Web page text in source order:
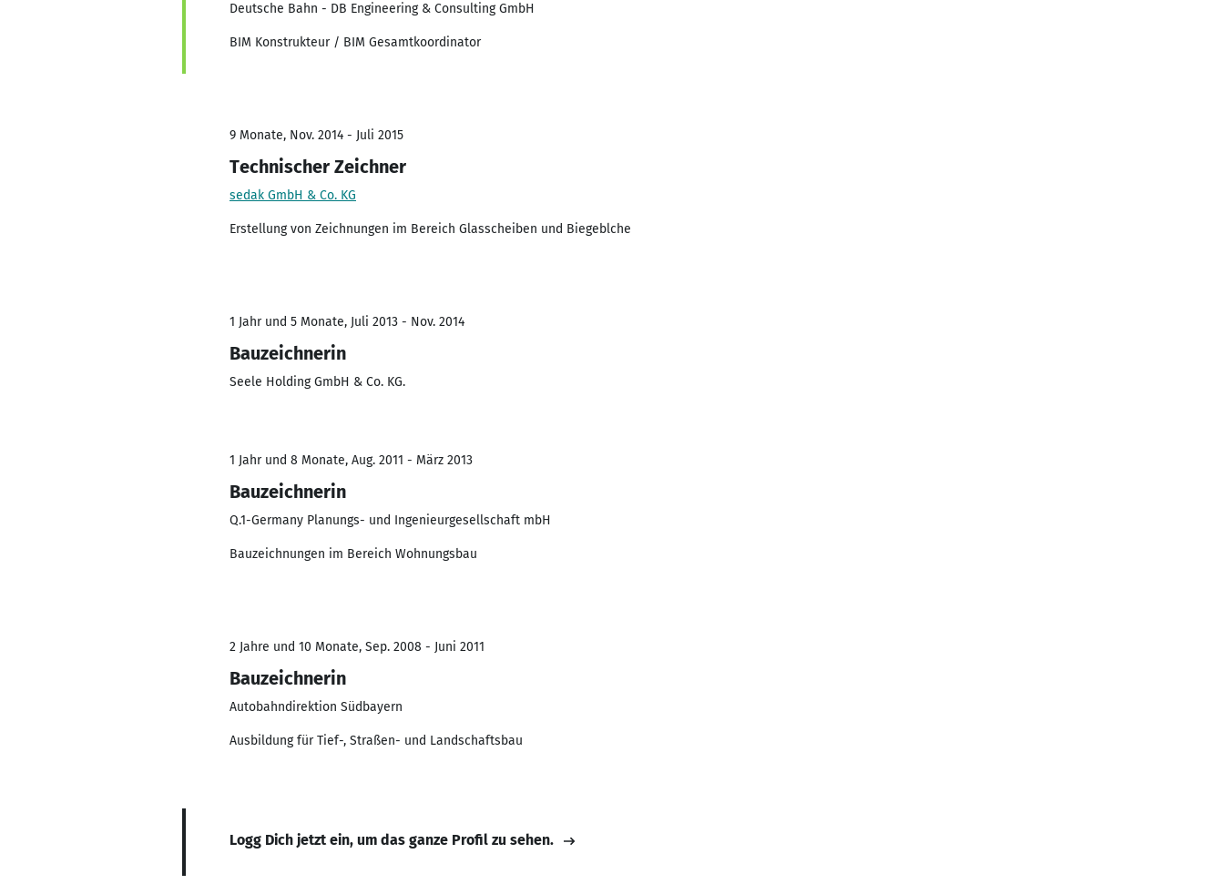
Deutsche Bahn - DB Engineering & Consulting GmbH
BIM Konstrukteur / BIM Gesamtkoordinator
9 Monate, Nov. 2014 - Juli 2015
Technischer Zeichner
sedak GmbH & Co. KG
Erstellung von Zeichnungen im Bereich Glasscheiben und Biegeblche
1 Jahr und 5 Monate, Juli 2013 - Nov. 2014
Bauzeichnerin
Seele Holding GmbH & Co. KG.
1 Jahr und 8 Monate, Aug. 2011 - März 2013
Bauzeichnerin
Q.1-Germany Planungs- und Ingenieurgesellschaft mbH
Bauzeichnungen im Bereich Wohnungsbau
2 Jahre und 10 Monate, Sep. 2008 - Juni 2011
Bauzeichnerin
Autobahndirektion Südbayern
Ausbildung für Tief-, Straßen- und Landschaftsbau
Logg Dich jetzt ein, um das ganze Profil zu sehen.